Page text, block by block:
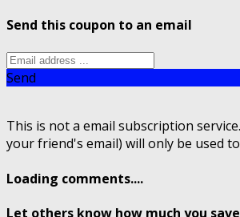
Send this coupon to an email
Send
This is not a email subscription
your friend's email) will only be used
Loading comments....
Let others know how much you